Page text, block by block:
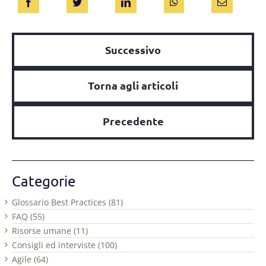
Successivo
Torna agli articoli
Precedente
Categorie
Glossario Best Practices (81)
FAQ (55)
Risorse umane (11)
Consigli ed interviste (100)
Agile (64)